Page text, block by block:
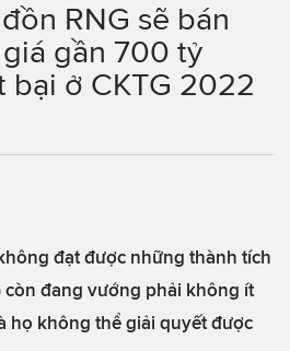
RNG sẽ bán
gần 700 tỷ
bại ở CKTG 2022
đạt được những thành tích
còn đang vướng phải không ít
họ không thể giải quyết được